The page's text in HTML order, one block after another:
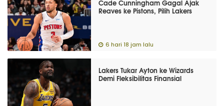
Cade Cunningham Gagal Ajak
Reaves ke Pistons, Pilih Lakers
6 hari 18 jam lalu
Lakers Tukar Ayton ke Wizards
Demi Fleksibilitas Finansial